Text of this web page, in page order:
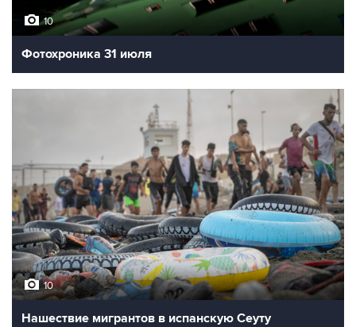
10
Фотохроника 31 июля
10
Нашествие мигрантов в испанскую Сеуту